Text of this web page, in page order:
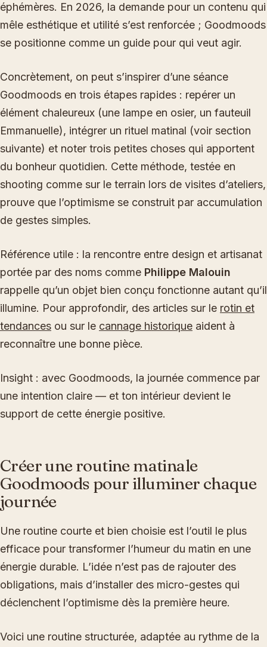
éphémères. En 2026, la demande pour un contenu qui
mêle esthétique et utilité s’est renforcée ; Goodmoods
se positionne comme un guide pour qui veut agir.
Concrètement, on peut s’inspirer d’une séance
Goodmoods en trois étapes rapides : repérer un
élément chaleureux (une lampe en osier, un fauteuil
Emmanuelle), intégrer un rituel matinal (voir section
suivante) et noter trois petites choses qui apportent
du bonheur quotidien. Cette méthode, testée en
shooting comme sur le terrain lors de visites d’ateliers,
prouve que l’optimisme se construit par accumulation
de gestes simples.
Référence utile : la rencontre entre design et artisanat
portée par des noms comme Philippe Malouin
rappelle qu’un objet bien conçu fonctionne autant qu’il
illumine. Pour approfondir, des articles sur le rotin et
tendances ou sur le cannage historique aident à
reconnaître une bonne pièce.
Insight : avec Goodmoods, la journée commence par
une intention claire — et ton intérieur devient le
support de cette énergie positive.
Créer une routine matinale
Goodmoods pour illuminer chaque
journée
Une routine courte et bien choisie est l’outil le plus
efficace pour transformer l’humeur du matin en une
énergie durable. L’idée n’est pas de rajouter des
obligations, mais d’installer des micro-gestes qui
déclenchent l’optimisme dès la première heure.
Voici une routine structurée, adaptée au rythme de la